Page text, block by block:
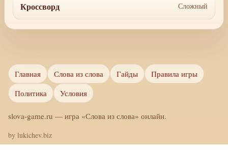
Кроссворд Сложный
Главная Слова из слова Гайды
Правила игры
Политика
Условия
slova-game.ru — игра «Слова из слова» онлайн.
by lukichev.biz